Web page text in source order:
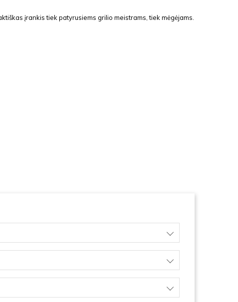
įrankis tiek patyrusiems grilio meistrams, tiek mėgėjams.